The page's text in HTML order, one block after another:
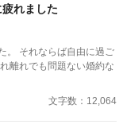
れました
。 それならば自由に過ご
離れでも問題ない婚約な
文字数：12,064